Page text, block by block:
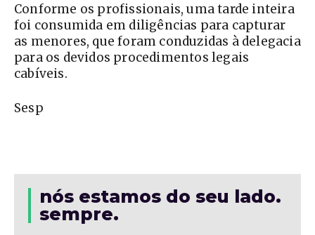
Conforme os profissionais, uma tarde inteira
foi consumida em diligências para capturar
as menores, que foram conduzidas à delegacia
para os devidos procedimentos legais
cabíveis.
Sesp
nós estamos do seu lado.
sempre.